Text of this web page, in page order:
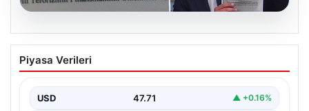
Süreç yasası teklifi tamamlandı. İşte
madde madde kanun teklifi ve
Piyasa Verileri
USD 47.71 ▲ +0.16%